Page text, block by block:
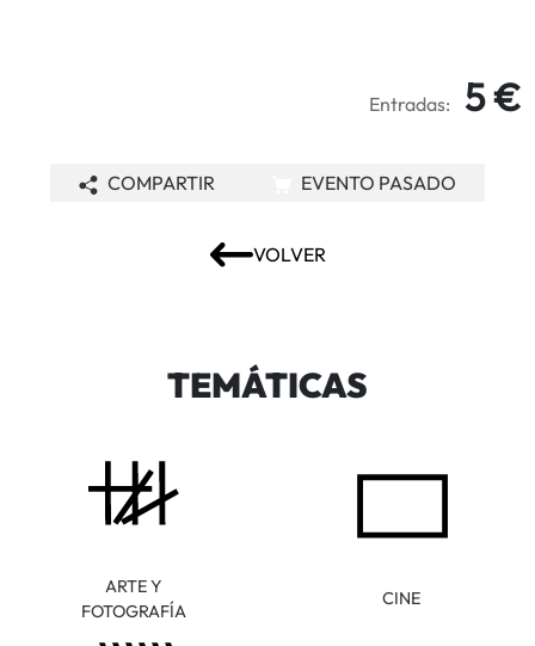
Entradas: 5 €
VOLVER
COMPARTIR EVENTO PASADO
TEMÁTICAS
ARTE Y
FOTOGRAFÍA
CINE